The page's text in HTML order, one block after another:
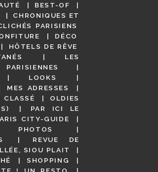
BEST-OF
CHRONIQUES ET
PARISIENS
DÉCO
HÔTELS DE RÊVE
LES
LOOKS
MES ADRESSES
CLASSÉ
OLDIES
PAR ICI LE
CITY-GUIDE
PHOTOS
REVUE DE
SIOU PLAIT
SHOPPING
! UN RESTO